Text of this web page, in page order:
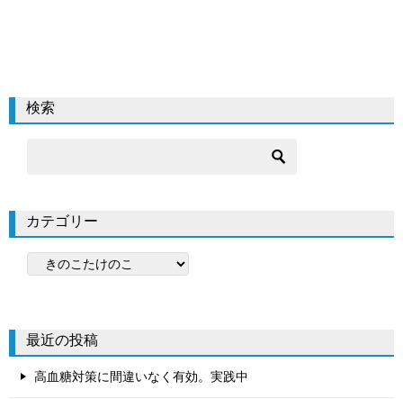
検索
カテゴリー
ー
最近の投稿
高血糖対策に間違いなく有効。実践中